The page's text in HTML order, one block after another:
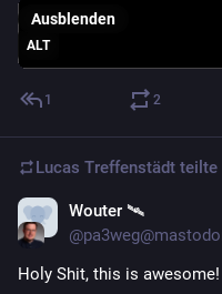
ALT
Ausblenden
1 2
Lucas Treffenstädt teilte
Wouter 🛰️
Holy Shit, this is awesome!